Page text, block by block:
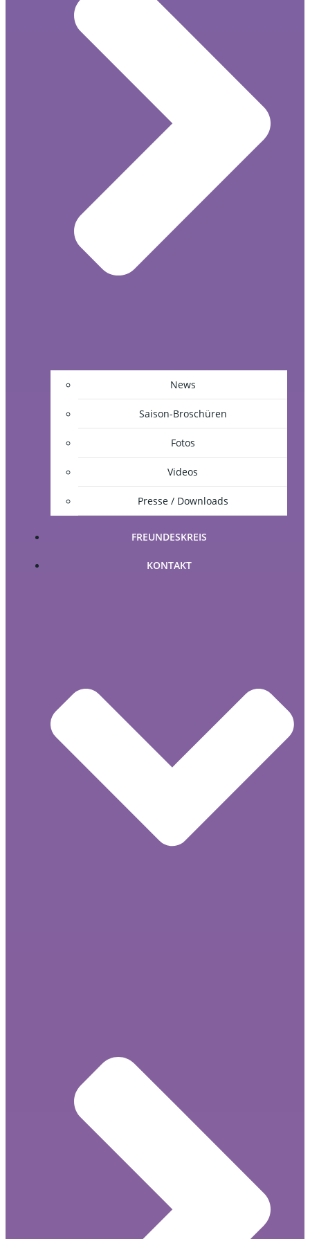
News
Saison-Broschüren
Fotos
Videos
Presse / Downloads
FREUNDESKREIS
KONTAKT